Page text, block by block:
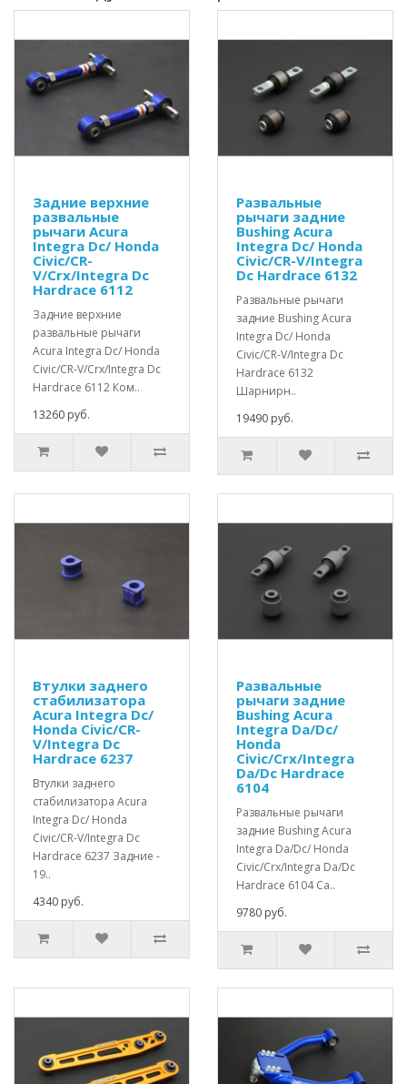
Задние верхние
развальные
рычаги Acura
Integra Dc/ Honda
Civic/CR-
V/Crx/Integra Dc
Hardrace 6112
Задние верхние
развальные рычаги
Acura Integra Dc/ Honda
Civic/CR-V/Crx/Integra Dc
Hardrace 6112 Ком..
13260 руб.
Развальные
рычаги задние
Bushing Acura
Integra Dc/ Honda
Civic/CR-V/Integra
Dc Hardrace 6132
Развальные рычаги
задние Bushing Acura
Integra Dc/ Honda
Civic/CR-V/Integra Dc
Hardrace 6132
Шарнирн..
19490 руб.
Втулки заднего
стабилизатора
Acura Integra Dc/
Honda Civic/CR-
V/Integra Dc
Hardrace 6237
Втулки заднего
стабилизатора Acura
Integra Dc/ Honda
Civic/CR-V/Integra Dc
Hardrace 6237 Задние -
19..
4340 руб.
Развальные
рычаги задние
Bushing Acura
Integra Da/Dc/
Honda
Civic/Crx/Integra
Da/Dc Hardrace
6104
Развальные рычаги
задние Bushing Acura
Integra Da/Dc/ Honda
Civic/Crx/Integra Da/Dc
Hardrace 6104 Са..
9780 руб.